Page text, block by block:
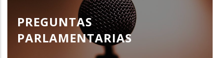
PREGUNTAS
PARLAMENTARIAS